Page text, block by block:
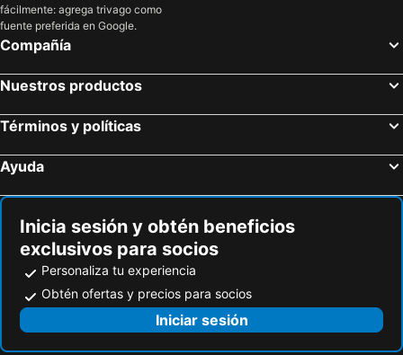
fácilmente: agrega trivago como
fuente preferida en Google.
Compañía
Nuestros productos
Términos y políticas
Ayuda
Inicia sesión y obtén beneficios
exclusivos para socios
Personaliza tu experiencia
Obtén ofertas y precios para socios
Iniciar sesión